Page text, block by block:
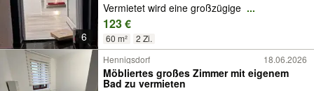
6
Vermietet wird eine großzügige ...
123 €
60 m² 2 Zi.
Hennigsdorf 18.06.2026
Möbliertes großes Zimmer mit eigenem
Bad zu vermieten